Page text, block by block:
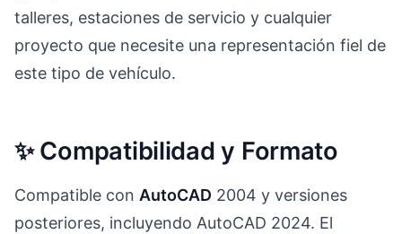
talleres, estaciones de servicio y cualquier
proyecto que necesite una representación fiel de
este tipo de vehículo.
✨ Compatibilidad y Formato
Compatible con AutoCAD 2004 y versiones
posteriores, incluyendo AutoCAD 2024. El